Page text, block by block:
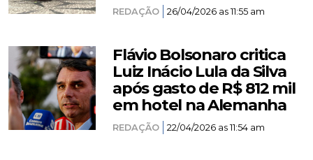
REDAÇÃO 26/04/2026 as 11:55 am
Flávio Bolsonaro critica
Luiz Inácio Lula da Silva
após gasto de R$ 812 mil
em hotel na Alemanha
REDAÇÃO 22/04/2026 as 11:54 am